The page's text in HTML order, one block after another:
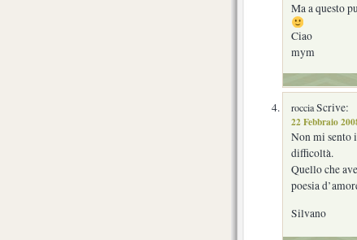
Ma a questo
Ciao
mym
rocciaScrive:
22 Febbraio
Non mi sento
difficoltà.
Quello che
poesia
Silvano